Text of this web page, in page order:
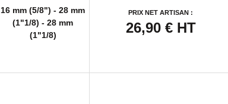
16 mm (5/8") - 28 mm
(1"1/8) - 28 mm
(1"1/8)
PRIX NET ARTISAN :
26,90 €HT